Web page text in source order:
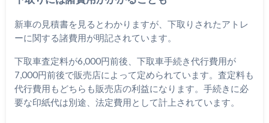
新車の見積書を見るとわかりますが、下取りされたアトレ
ーに関する諸費用が明記されています。
下取車査定料が6,000円前後、下取車手続き代行費用が
7,000円前後で販売店によって定められています。査定料も
代行費用もどちらも販売店の利益になります。手続きに必
要な印紙代は別途、法定費用として計上されています。